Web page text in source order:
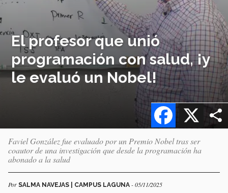
El profesor que unió
programación con salud, ¡y
le evaluó un Nobel!
X
Facebook
Faviel González fue evaluado por un Premio Nobel tras ser
coautor de una investigación que desde la programación ha
abonado a la salud
Por SALMA NAVEJAS | CAMPUS LAGUNA - 05/11/2025